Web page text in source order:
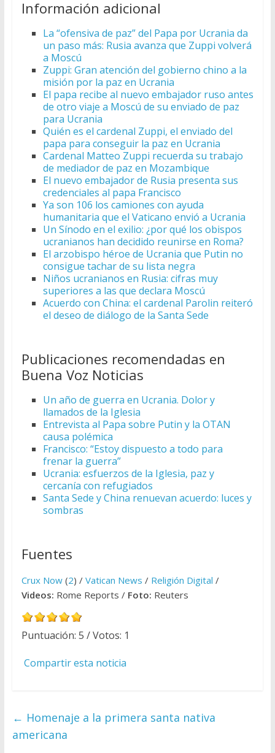
Información adicional
La “ofensiva de paz” del Papa por Ucrania da
un paso más: Rusia avanza que Zuppi volverá
a Moscú
Zuppi: Gran atención del gobierno chino a la
misión por la paz en Ucrania
El papa recibe al nuevo embajador ruso antes
de otro viaje a Moscú de su enviado de paz
para Ucrania
Quién es el cardenal Zuppi, el enviado del
papa para conseguir la paz en Ucrania
Cardenal Matteo Zuppi recuerda su trabajo
de mediador de paz en Mozambique
El nuevo embajador de Rusia presenta sus
credenciales al papa Francisco
Ya son 106 los camiones con ayuda
humanitaria que el Vaticano envió a Ucrania
Un Sínodo en el exilio: ¿por qué los obispos
ucranianos han decidido reunirse en Roma?
El arzobispo héroe de Ucrania que Putin no
consigue tachar de su lista negra
Niños ucranianos en Rusia: cifras muy
superiores a las que declara Moscú
Acuerdo con China: el cardenal Parolin reiteró
el deseo de diálogo de la Santa Sede
Publicaciones recomendadas en
Buena Voz Noticias
Un año de guerra en Ucrania. Dolor y
llamados de la Iglesia
Entrevista al Papa sobre Putin y la OTAN
causa polémica
Francisco: “Estoy dispuesto a todo para
frenar la guerra”
Ucrania: esfuerzos de la Iglesia, paz y
cercanía con refugiados
Santa Sede y China renuevan acuerdo: luces y
sombras
Fuentes
Crux Now(2) / Vatican News / Religión Digital /
Videos: Rome Reports / Foto: Reuters
Puntuación: 5 / Votos: 1
Compartir esta noticia
← Homenaje a la primera santa nativa
americana